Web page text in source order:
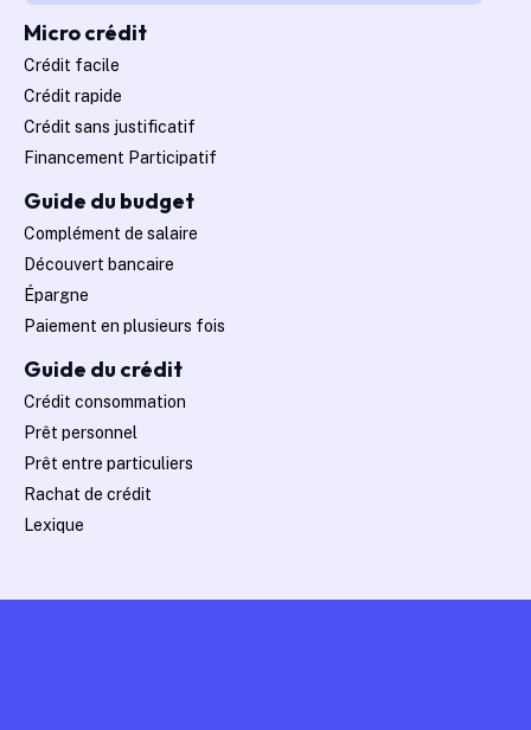
Micro crédit
Crédit facile
Crédit rapide
Crédit sans justificatif
Financement Participatif
Guide du budget
Complément de salaire
Découvert bancaire
Épargne
Paiement en plusieurs fois
Guide du crédit
Crédit consommation
Prêt personnel
Prêt entre particuliers
Rachat de crédit
Lexique